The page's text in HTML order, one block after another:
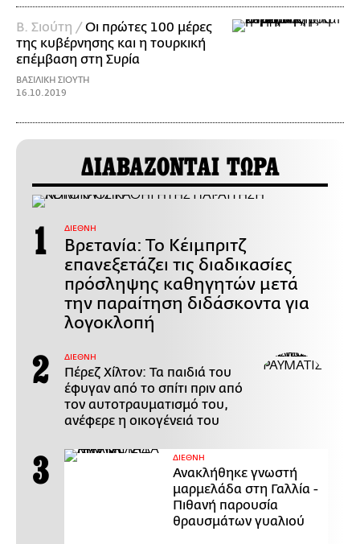
Β. Σιούτη /Οι πρώτες 100 μέρες
της κυβέρνησης και η τουρκική
επέμβαση στη Συρία
ΒΑΣΙΛΙΚΗ ΣΙΟΥΤΗ
16.10.2019
ΔΙΑΒΑΖΟΝΤΑΙ ΤΩΡΑ
ΔΙΕΘΝΗ
Βρετανία: Το Κέιμπριτζ
επανεξετάζει τις διαδικασίες
πρόσληψης καθηγητών μετά
την παραίτηση διδάσκοντα για
λογοκλοπή
ΔΙΕΘΝΗ
Πέρεζ Χίλτον: Τα παιδιά του
έφυγαν από το σπίτι πριν από
τον αυτοτραυματισμό του,
ανέφερε η οικογένειά του
ΔΙΕΘΝΗ
Ανακλήθηκε γνωστή
μαρμελάδα στη Γαλλία -
Πιθανή παρουσία
θραυσμάτων γυαλιού